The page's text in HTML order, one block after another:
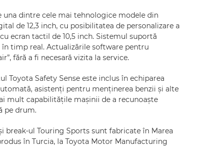
dintre cele mai tehnologice modele din
de 12,3 inch, cu posibilitatea de personalizare a
ecran tactil de 10,5 inch. Sistemul suportă
timp real. Actualizările software pentru
fără a fi necesară vizita la service.
Toyota Safety Sense este inclus în echiparea
asistenți pentru menținerea benzii și alte
mult capabilitățile mașinii de a recunoaște
pe drum.
break-ul Touring Sports sunt fabricate în Marea
în Turcia, la Toyota Motor Manufacturing